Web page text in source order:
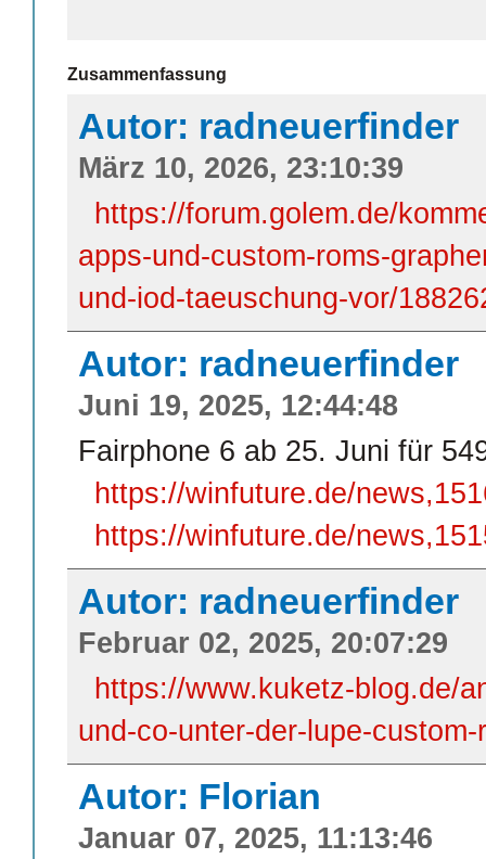
Zusammenfassung
Autor: radneuerfinder
März 10, 2026, 23:10:39
https://forum.golem.de/
apps-und-custom-roms-
und-iod-taeuschung-vor/
Autor: radneuerfinder
Juni 19, 2025, 12:44:48
Fairphone 6 ab 25. Juni für
https://winfuture.de/
https://winfuture.de/
Autor: radneuerfinder
Februar 02, 2025, 20:07:29
https://www.kuketz-blog.de/
und-co-unter-der-lupe-
Autor: Florian
Januar 07, 2025, 11:13:46